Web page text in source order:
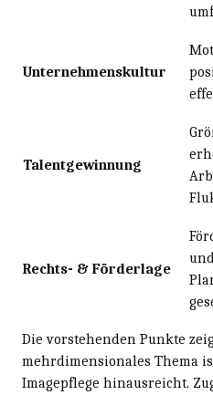
Unternehmenskultur
Talentgewinnung
Rechts- & Förderlage
Die vorstehenden Punkte
mehrdimensionales Thema
Imagepflege hinausreicht.